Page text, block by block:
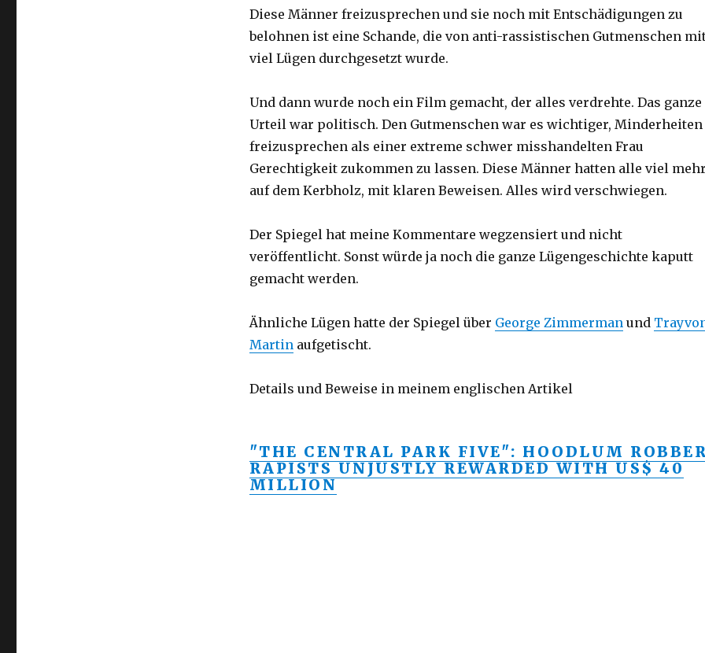
Diese Männer freizusprechen und sie noch mit Entschädigungen zu
belohnen ist eine Schande, die von anti-rassistischen Gutmenschen
viel Lügen durchgesetzt wurde.
Und dann wurde noch ein Film gemacht, der alles verdrehte. Das ganze
Urteil war politisch. Den Gutmenschen war es wichtiger, Minderheiten
freizusprechen als einer extreme schwer misshandelten Frau
Gerechtigkeit zukommen zu lassen. Diese Männer hatten alle viel mehr
auf dem Kerbholz, mit klaren Beweisen. Alles wird verschwiegen.
Der Spiegel hat meine Kommentare wegzensiert und nicht
veröffentlicht. Sonst würde ja noch die ganze Lügengeschichte kaputt
gemacht werden.
Ähnliche Lügen hatte der Spiegel über George Zimmermanund
Martinaufgetischt.
Details und Beweise in meinem englischen Artikel
"THE CENTRAL PARK FIVE": HOODLUM ROBBER
RAPISTS UNJUSTLY REWARDED WITH US$ 40
MILLION